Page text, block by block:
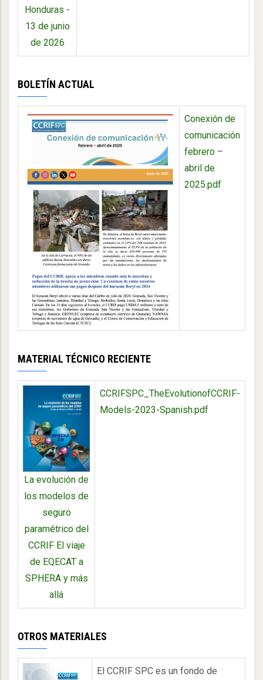
Honduras -
13 de junio
de 2026
BOLETÍN ACTUAL
Conexión de
comunicación
febrero –
abril de
2025.pdf
MATERIAL TÉCNICO RECIENTE
La evolución de
los modelos de
seguro
paramétrico del
CCRIF El viaje
de EQECAT a
SPHERA y más
allá
CCRIFSPC_TheEvolutionofCCRIF-
Models-2023-Spanish.pdf
OTROS MATERIALES
El CCRIF SPC es un fondo de